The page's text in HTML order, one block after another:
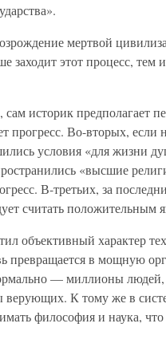
мертвой
заходит этот процесс, тем
историк предполагает
прогресс. Во-вторых, если
условия «для жизни
«высшие
В-третьих, за
считать положительным
объективный характер
превращается в мощную
— миллионы
К тому же в
философия и наука,